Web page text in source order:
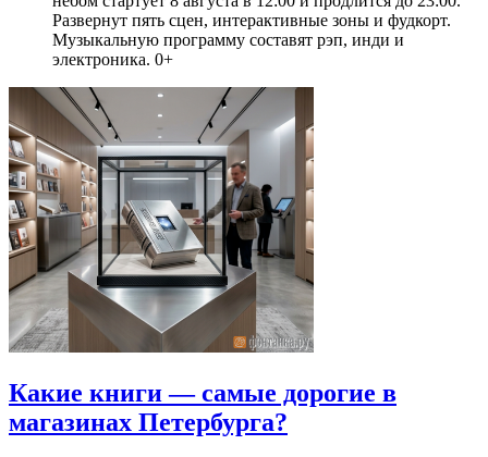
Развернут пять сцен, интерактивные зоны и фудкорт.
Музыкальную программу составят рэп, инди и
электроника. 0+
Какие книги — самые дорогие в
магазинах Петербурга?